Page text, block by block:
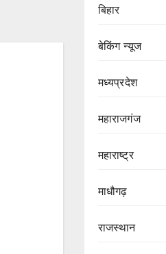
बिहार
बेकिंग न्यूज
मध्यप्रदेश
महाराजगंज
महाराष्ट्र
माधौगढ़
राजस्थान